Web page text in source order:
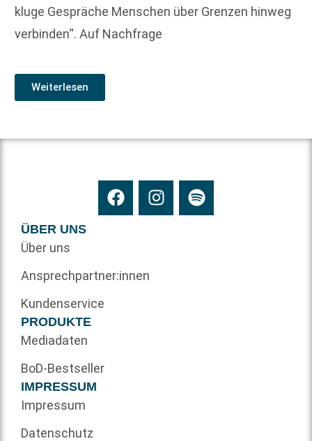
kluge Gespräche Menschen über Grenzen hinweg
verbinden“. Auf Nachfrage
Weiterlesen
ÜBER UNS
Über uns
Ansprechpartner:innen
Kundenservice
PRODUKTE
Mediadaten
BoD-Bestseller
IMPRESSUM
Impressum
Datenschutz